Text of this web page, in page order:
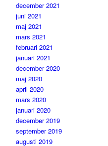
december 2021
juni 2021
maj 2021
mars 2021
februari 2021
januari 2021
december 2020
maj 2020
april 2020
mars 2020
januari 2020
december 2019
september 2019
augusti 2019